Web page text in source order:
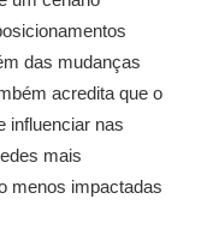
das mudanças
acredita que o
influenciar nas
mais
menos impactadas